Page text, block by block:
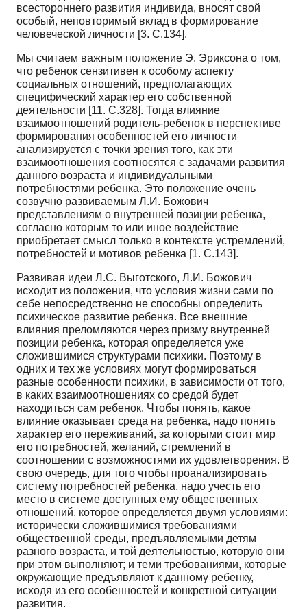
всестороннего развития индивида, вносят свой
особый, неповторимый вклад в формирование
человеческой личности [3. С.134].
Мы считаем важным положение Э. Эриксона о том,
что ребенок сензитивен к особому аспекту
социальных отношений, предполагающих
специфический характер его собственной
деятельности [11. С.328]. Тогда влияние
взаимоотношений родитель-ребенок в перспективе
формирования особенностей его личности
анализируется с точки зрения того, как эти
взаимоотношения соотносятся с задачами развития
данного возраста и индивидуальными
потребностями ребенка. Это положение очень
созвучно развиваемым Л.И. Божович
представлениям о внутренней позиции ребенка,
согласно которым то или иное воздействие
приобретает смысл только в контексте устремлений,
потребностей и мотивов ребенка [1. С.143].
Развивая идеи Л.С. Выготского, Л.И. Божович
исходит из положения, что условия жизни сами по
себе непосредственно не способны определить
психическое развитие ребенка. Все внешние
влияния преломляются через призму внутренней
позиции ребенка, которая определяется уже
сложившимися структурами психики. Поэтому в
одних и тех же условиях могут формироваться
разные особенности психики, в зависимости от того,
в каких взаимоотношениях со средой будет
находиться сам ребенок. Чтобы понять, какое
влияние оказывает среда на ребенка, надо понять
характер его переживаний, за которыми стоит мир
его потребностей, желаний, стремлений в
соотношении с возможностями их удовлетворения. В
свою очередь, для того чтобы проанализировать
систему потребностей ребенка, надо учесть его
место в системе доступных ему общественных
отношений, которое определяется двумя условиями:
исторически сложившимися требованиями
общественной среды, предъявляемыми детям
разного возраста, и той деятельностью, которую они
при этом выполняют; и теми требованиями, которые
окружающие предъявляют к данному ребенку,
исходя из его особенностей и конкретной ситуации
развития.